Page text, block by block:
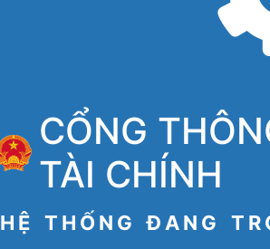
CỔNG
TÀI CHÍNH
HỆ THỐNG ĐANG